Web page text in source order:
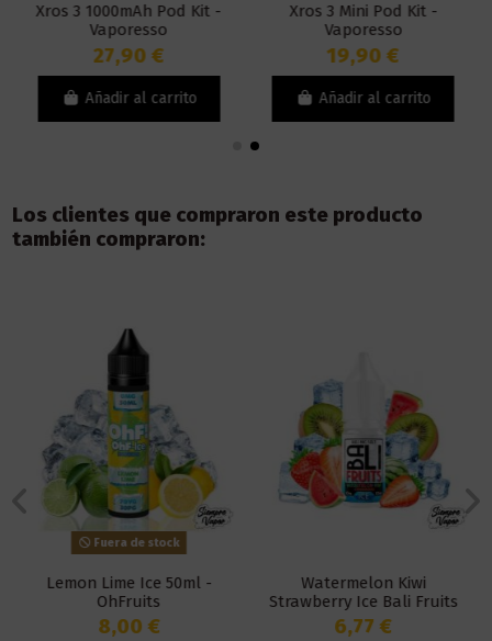
Xros 3 1000mAh Pod Kit -
Vaporesso
27,90 €
Añadir al carrito
Xros 3 Mini Pod Kit -
Vaporesso
19,90 €
Añadir al carrito
Los clientes que compraron este producto
también compraron:
Fuera de stock
Lemon Lime Ice 50ml -
OhFruits
8,00 €
Watermelon Kiwi
Strawberry Ice Bali Fruits
Sales 10ml – Kings Crest
6,77 €